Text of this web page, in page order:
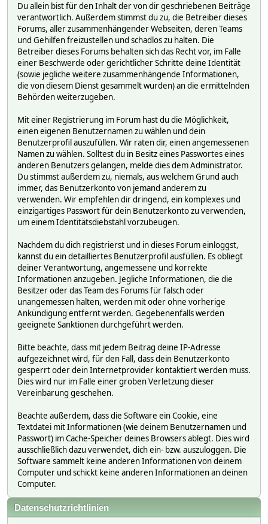
Du allein bist für den Inhalt der von dir geschriebenen Beiträge
verantwortlich. Außerdem stimmst du zu, die Betreiber dieses
Forums, aller zusammenhängender Webseiten, deren Teams
und Gehilfen freizustellen und schadlos zu halten. Die
Betreiber dieses Forums behalten sich das Recht vor, im Falle
einer Beschwerde oder gerichtlicher Schritte deine Identität
(sowie jegliche weitere zusammenhängende Informationen,
die von diesem Dienst gesammelt wurden) an die ermittelnden
Behörden weiterzugeben.
Mit einer Registrierung im Forum hast du die Möglichkeit,
einen eigenen Benutzernamen zu wählen und dein
Benutzerprofil auszufüllen. Wir raten dir, einen angemessenen
Namen zu wählen. Solltest du in Besitz eines Passwortes eines
anderen Benutzers gelangen, melde dies dem Administrator.
Du stimmst außerdem zu, niemals, aus welchem Grund auch
immer, das Benutzerkonto von jemand anderem zu
verwenden. Wir empfehlen dir dringend, ein komplexes und
einzigartiges Passwort für dein Benutzerkonto zu verwenden,
um einem Identitätsdiebstahl vorzubeugen.
Nachdem du dich registrierst und in dieses Forum einloggst,
kannst du ein detailliertes Benutzerprofil ausfüllen. Es obliegt
deiner Verantwortung, angemessene und korrekte
Informationen anzugeben. Jegliche Informationen, die die
Besitzer oder das Team des Forums für falsch oder
unangemessen halten, werden mit oder ohne vorherige
Ankündigung entfernt werden. Gegebenenfalls werden
geeignete Sanktionen durchgeführt werden.
Bitte beachte, dass mit jedem Beitrag deine IP-Adresse
aufgezeichnet wird, für den Fall, dass dein Benutzerkonto
gesperrt oder dein Internetprovider kontaktiert werden muss.
Dies wird nur im Falle einer groben Verletzung dieser
Vereinbarung geschehen.
Beachte außerdem, dass die Software ein Cookie, eine
Textdatei mit Informationen (wie deinem Benutzernamen und
Passwort) im Cache-Speicher deines Browsers ablegt. Dies wird
ausschließlich dazu verwendet, dich ein- bzw. auszuloggen. Die
Software sammelt keine anderen Informationen von deinem
Computer und schickt keine anderen Informationen an deinen
Computer.
Datenschutzrichtlinien